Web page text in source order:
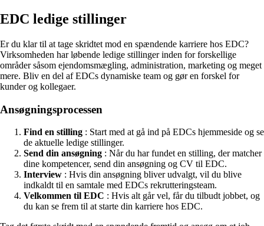
EDC ledige stillinger
Er du klar til at tage skridtet mod en spændende karriere hos EDC?
Virksomheden har løbende ledige stillinger inden for forskellige
områder såsom ejendomsmægling, administration, marketing og meget
mere. Bliv en del af EDCs dynamiske team og gør en forskel for
kunder og kollegaer.
Ansøgningsprocessen
Find en stilling : Start med at gå ind på EDCs hjemmeside og se
de aktuelle ledige stillinger.
Send din ansøgning : Når du har fundet en stilling, der matcher
dine kompetencer, send din ansøgning og CV til EDC.
Interview : Hvis din ansøgning bliver udvalgt, vil du blive
indkaldt til en samtale med EDCs rekrutteringsteam.
Velkommen til EDC : Hvis alt går vel, får du tilbudt jobbet, og
du kan se frem til at starte din karriere hos EDC.